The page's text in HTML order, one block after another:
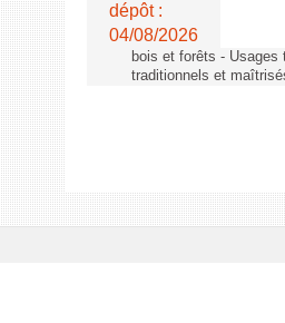
dépôt :
04/08/2026
bois et forêts -
traditionnels et